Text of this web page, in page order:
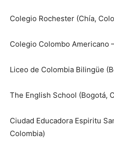
Colegio Rochester (Chía,
Colegio Colombo Americano
Liceo de Colombia Bilingüe
The English School (Bogotá,
Ciudad Educadora Espiritu
Colombia)